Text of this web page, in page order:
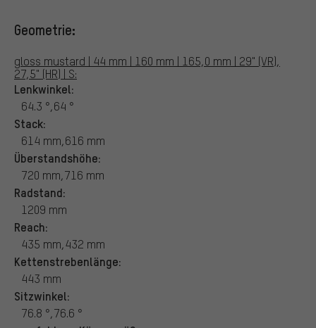
Geometrie:
gloss mustard | 44 mm | 160 mm | 165,0 mm | 29" (VR),
27,5" (HR) | S:
Lenkwinkel:
64.3 °,64 °
Stack:
614 mm,616 mm
Überstandshöhe:
720 mm,716 mm
Radstand:
1209 mm
Reach:
435 mm,432 mm
Kettenstrebenlänge:
443 mm
Sitzwinkel:
76.8 °,76.6 °